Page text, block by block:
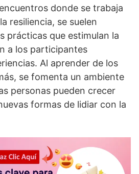
donde se trabaja
resiliencia, se suelen
prácticas que estimulan la
a los participantes
Al aprender de los
se fomenta un ambiente
personas pueden crecer
formas de lidiar con la